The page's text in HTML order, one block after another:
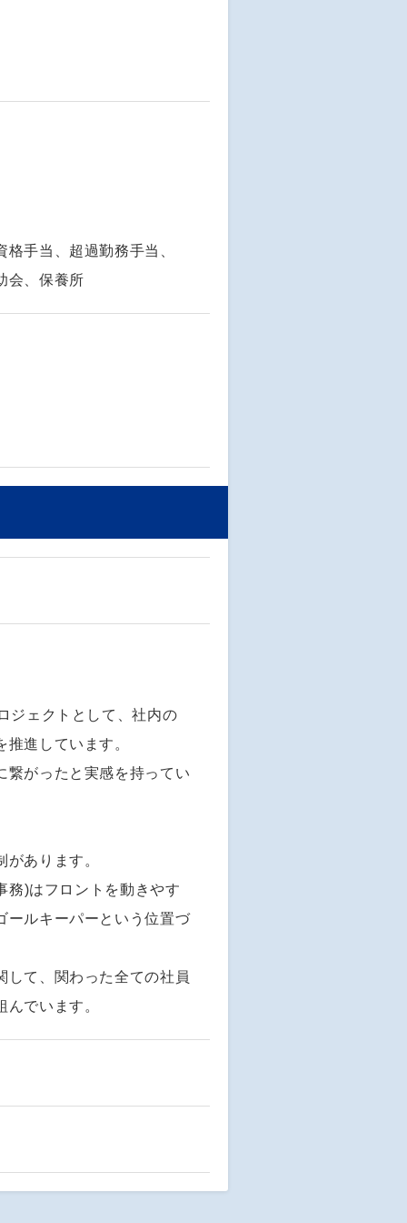
手当、超過勤務手当、
会、保養所
ジェクトとして、社内の
進しています。
繋がったと実感を持ってい
あります。
務)はフロントを動きやす
ールキーパーという位置づ
して、関わった全ての社員
でいます。